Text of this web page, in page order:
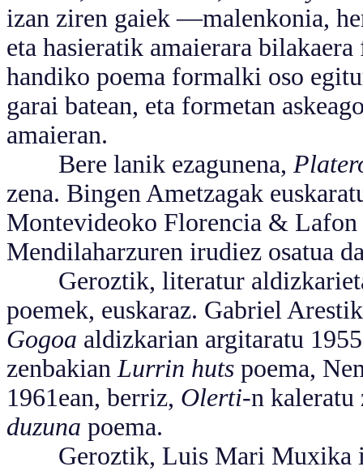
izan ziren gaiek —malenkonia,
eta hasieratik amaierara
handiko poema formalki oso
garai batean, eta formetan
amaieran.
Bere lanik ezagunena,
zena. Bingen Ametzagak
Montevideoko Florencia &
Mendilaharzuren irudiez osatua
Geroztik, literatur
poemek, euskaraz. Gabriel
Gogoa aldizkarian argitaratu
zenbakianLurrin huts poema,
1961ean, berriz, Olerti-n kaleratu
duzuna poema.
Geroztik, Luis Mari Muxika